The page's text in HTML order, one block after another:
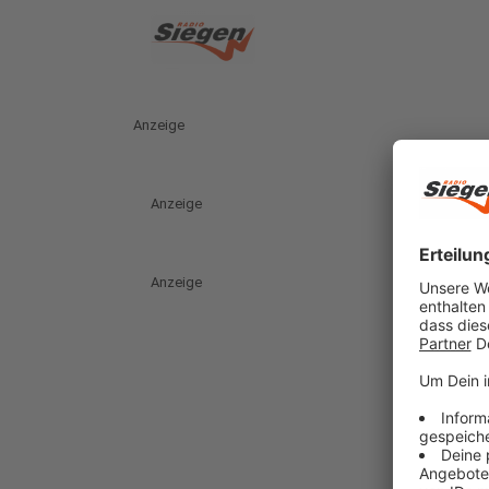
Anzeige
Anzeige
Anzeige